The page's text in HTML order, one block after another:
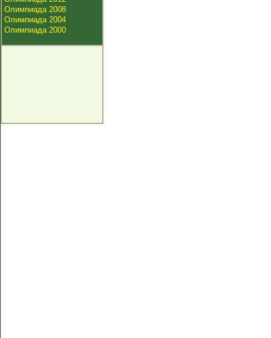
Олимпиада 2008
Олимпиада 2004
Олимпиада 2000